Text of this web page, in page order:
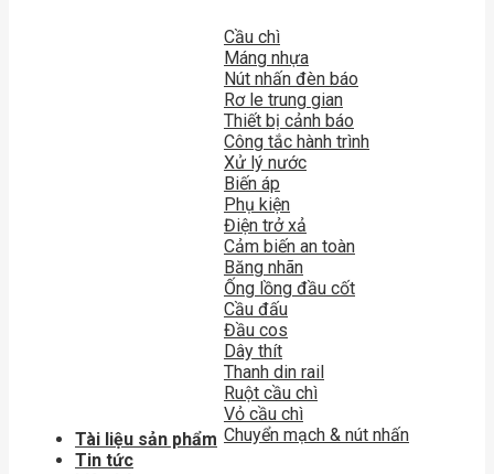
Cầu chì
Máng nhựa
Nút nhấn đèn báo
Rơ le trung gian
Thiết bị cảnh báo
Công tắc hành trình
Xử lý nước
Biến áp
Phụ kiện
Điện trở xả
Cảm biến an toàn
Băng nhãn
Ống lồng đầu cốt
Cầu đấu
Đầu cos
Dây thít
Thanh din rail
Ruột cầu chì
Vỏ cầu chì
Chuyển mạch & nút nhấn
Tài liệu sản phẩm
Tin tức